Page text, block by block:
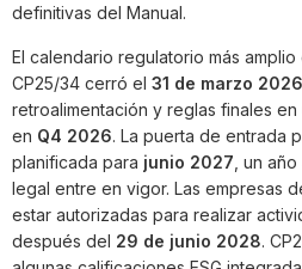
definitivas del Manual.
El calendario regulatorio más amplio
CP25/34 cerró el 31 de marzo 2026
retroalimentación y reglas finales
en Q4 2026. La puerta de entrada
planificada para junio 2027 , un
legal entre en vigor. Las empresas
estar autorizadas para realizar
después del 29 de junio 2028.